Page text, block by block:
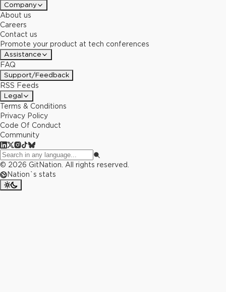
Company
About us
Careers
Contact us
Promote your product at tech conferences
Assistance
FAQ
Support/Feedback
RSS Feeds
Legal
Terms & Conditions
Privacy Policy
Code Of Conduct
Community
© 2026 GitNation. All rights reserved.
Nation`s stats